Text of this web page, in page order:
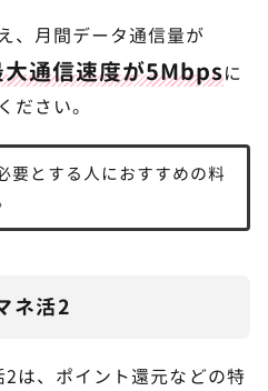
、月間データ通信量が
通信速度が5Mbpsに
ださい。
要とする人におすすめの料
ネ活2
は、ポイント還元などの特